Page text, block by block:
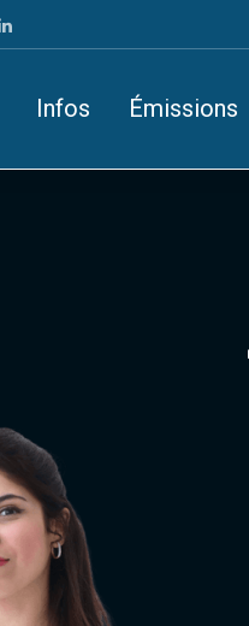
Infos Émissions